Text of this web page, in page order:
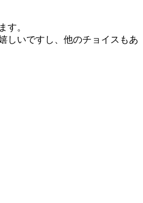
す。
しいですし、他のチョイスもあ